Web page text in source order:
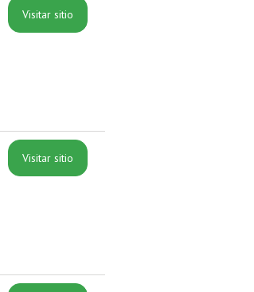
Visitar sitio
Visitar sitio